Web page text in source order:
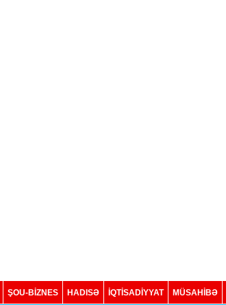
ŞOU-BİZNES HADISƏ İQTISADIYYAT MÜSAHİBƏ